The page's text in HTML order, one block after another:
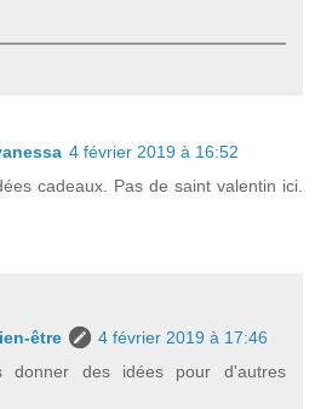
4 février 2019 à 16:52
cadeaux. Pas de saint valentin ici.
être
4 février 2019 à 17:46
donner des idées pour d'autres